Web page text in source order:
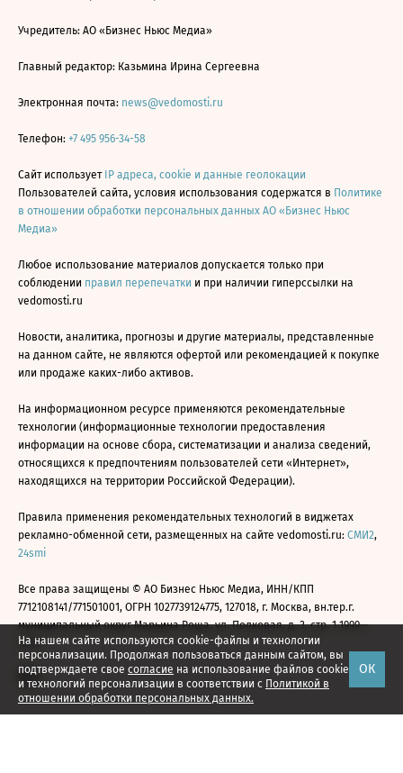
На нашем сайте используются cookie-файлы и технологии
персонализации. Продолжая пользоваться данным сайтом, вы
подтверждаете свое согласие на использование файлов cookie
и технологий персонализации в соответствии с Политикой в
отношении обработки персональных данных.
ОК
Учредитель: АО «Бизнес Ньюс Медиа»
Главный редактор: Казьмина Ирина Сергеевна
Электронная почта: news@vedomosti.ru
Телефон: +7 495 956-34-58
Сайт использует IP адреса, cookie и данные геолокации
Пользователей сайта, условия использования содержатся в Политике
в отношении обработки персональных данных АО «Бизнес Ньюс
Медиа»
Любое использование материалов допускается только при
соблюдении правил перепечатки и при наличии гиперссылки на
vedomosti.ru
Новости, аналитика, прогнозы и другие материалы, представленные
на данном сайте, не являются офертой или рекомендацией к покупке
или продаже каких-либо активов.
На информационном ресурсе применяются рекомендательные
технологии (информационные технологии предоставления
информации на основе сбора, систематизации и анализа сведений,
относящихся к предпочтениям пользователей сети «Интернет»,
находящихся на территории Российской Федерации).
Правила применения рекомендательных технологий в виджетах
рекламно-обменной сети, размещенных на сайте vedomosti.ru: СМИ2,
24smi
Все права защищены © АО Бизнес Ньюс Медиа, ИНН/КПП
7712108141/771501001, ОГРН 1027739124775, 127018, г. Москва, вн.тер.г.
муниципальный округ Марьина Роща, ул. Полковая, д. 3, стр. 1 1999—
2026